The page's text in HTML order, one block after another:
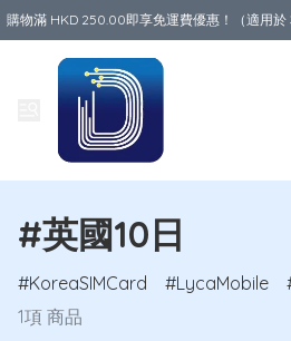
購物滿 HKD 250.00即享免運費優惠！（適用於
#英國10日
KoreaSIMCard LycaMobile
1項 商品